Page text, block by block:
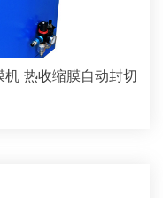
热收缩膜自动封切